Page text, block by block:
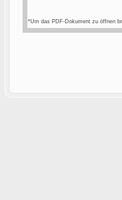
*Um das PDF-Dokument zu öffnen